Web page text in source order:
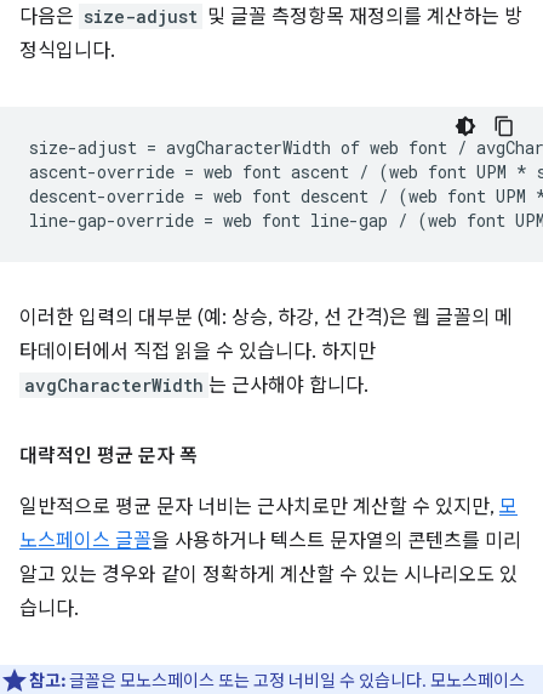
다음은 size-adjust 및 글꼴 측정항목 재정의를 계산하는 방
정식입니다.
size-adjust = avgCharacterWidth of web font /
ascent-override = web font ascent / (web font UPM
descent-override = web font descent / (web font
이러한 입력의 대부분 (예: 상승, 하강, 선 간격)은 웹 글꼴의 메
타데이터에서 직접 읽을 수 있습니다. 하지만
avgCharacterWidth 는 근사해야 합니다.
대략적인 평균 문자 폭
일반적으로 평균 문자 너비는 근사치로만 계산할 수 있지만, 모
노스페이스 글꼴을 사용하거나 텍스트 문자열의 콘텐츠를 미리
알고 있는 경우와 같이 정확하게 계산할 수 있는 시나리오도 있
습니다.
참고:글꼴은 모노스페이스 또는 고정 너비일 수 있습니다. 모노스페이스